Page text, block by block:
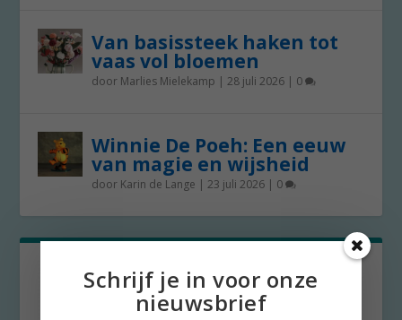
Van basissteek haken tot
vaas vol bloemen
door Marlies Mielekamp |28 juli 2026 | 0
Winnie De Poeh: Een eeuw
van magie en wijsheid
door Karin de Lange |23 juli 2026 | 0
Schrijf je in voor onze
nieuwsbrief